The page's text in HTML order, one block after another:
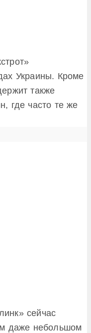
Украины. Кроме
также
где часто те же
сейчас
даже небольшом